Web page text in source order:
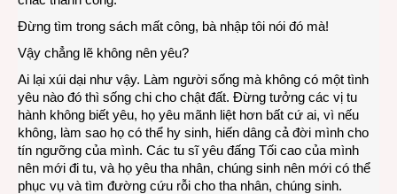
Đừng tìm trong sách mất công, bà nhập tôi nói đó mà!
Vậy chẳng lẽ không nên yêu?
Ai lại xúi dại như vậy. Làm người sống mà không có một tình
yêu nào đó thì sống chi cho chật đất. Đừng tưởng các vị tu
hành không biết yêu, họ yêu mãnh liệt hơn bất cứ ai, vì nếu
không, làm sao họ có thể hy sinh, hiến dâng cả đời mình cho
tín ngưỡng của mình. Các tu sĩ yêu đấng Tối cao của mình
nên mới đi tu, và họ yêu tha nhân, chúng sinh nên mới có thể
phục vụ và tìm đường cứu rỗi cho tha nhân, chúng sinh.